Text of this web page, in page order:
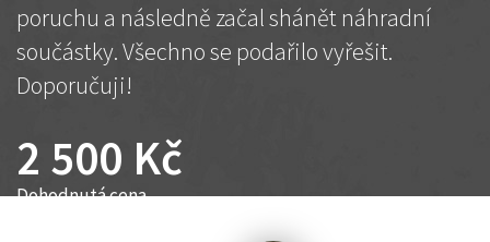
poruchu a následně začal shánět náhradní
součástky. Všechno se podařilo vyřešit.
Doporučuji!
2 500 Kč
Dohodnutá cena